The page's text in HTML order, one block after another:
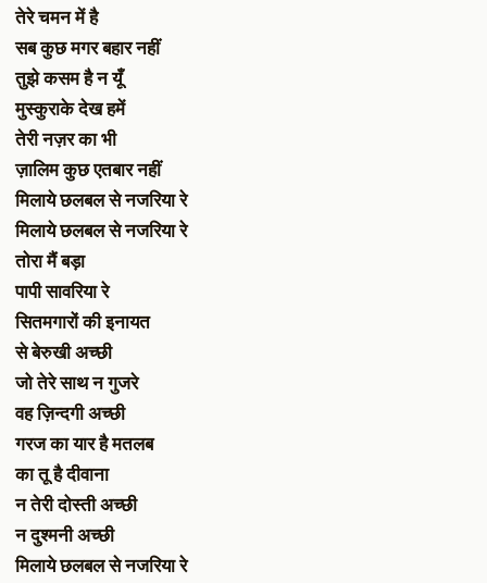
तेरे चमन में है
सब कुछ मगर बहार नहीं
तुझे कसम है न यूँ
मुस्कुराके देख हमें
तेरी नज़र का भी
ज़ालिम कुछ एतबार नहीं
मिलाये छलबल से नजरिया रे
मिलाये छलबल से नजरिया रे
तोरा मैं बड़ा
पापी सावरिया रे
सितमगारों की इनायत
से बेरुखी अच्छी
जो तेरे साथ न गुजरे
वह ज़िन्दगी अच्छी
गरज का यार है मतलब
का तू है दीवाना
न तेरी दोस्ती अच्छी
न दुश्मनी अच्छी
मिलाये छलबल से नजरिया रे